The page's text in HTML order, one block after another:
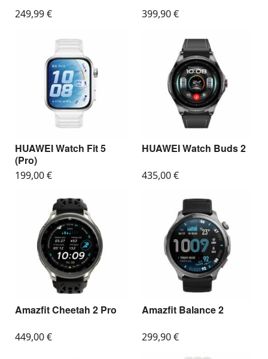
249,99€ 399,90€
HUAWEI Watch Fit 5
(Pro)
199,00€
HUAWEI Watch Buds 2
435,00€
Amazfit Cheetah 2 Pro
449,00€
Amazfit Balance 2
299,90€